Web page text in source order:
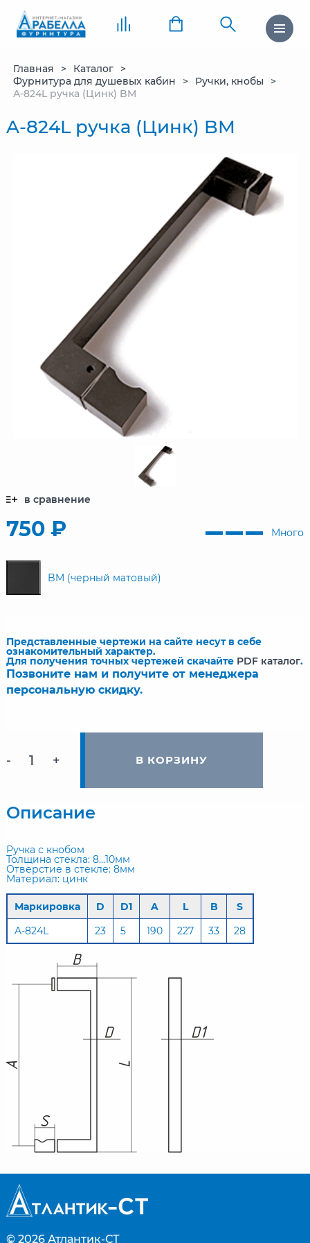
Главная
Каталог
Фурнитура для душевых кабин
Ручки, кнобы
A-824L ручка (Цинк) BM
A-824L ручка (Цинк) BM
в сравнение
750 ₽ Много
BM (черный матовый)
Представленные чертежи на сайте несут в себе
ознакомительный характер.
Для получения точных чертежей скачайте PDF каталог.
Позвоните нам и получите от менеджера
персональную скидку.
- + В КОРЗИНУ
Описание
Ручка с кнобом
Толщина стекла: 8...10мм
Отверстие в стекле: 8мм
Материал: цинк
Маркировка D D1 A L B
S
A-824L
23 5 190 227 33 28
© 2026 Атлантик-СТ